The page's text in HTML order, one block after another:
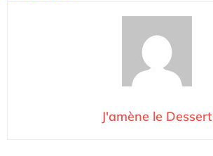
J'amène le Dessert